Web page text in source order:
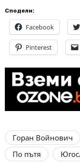
Сподели:
Facebook
Pinterest
Горан Войнович
По пътя